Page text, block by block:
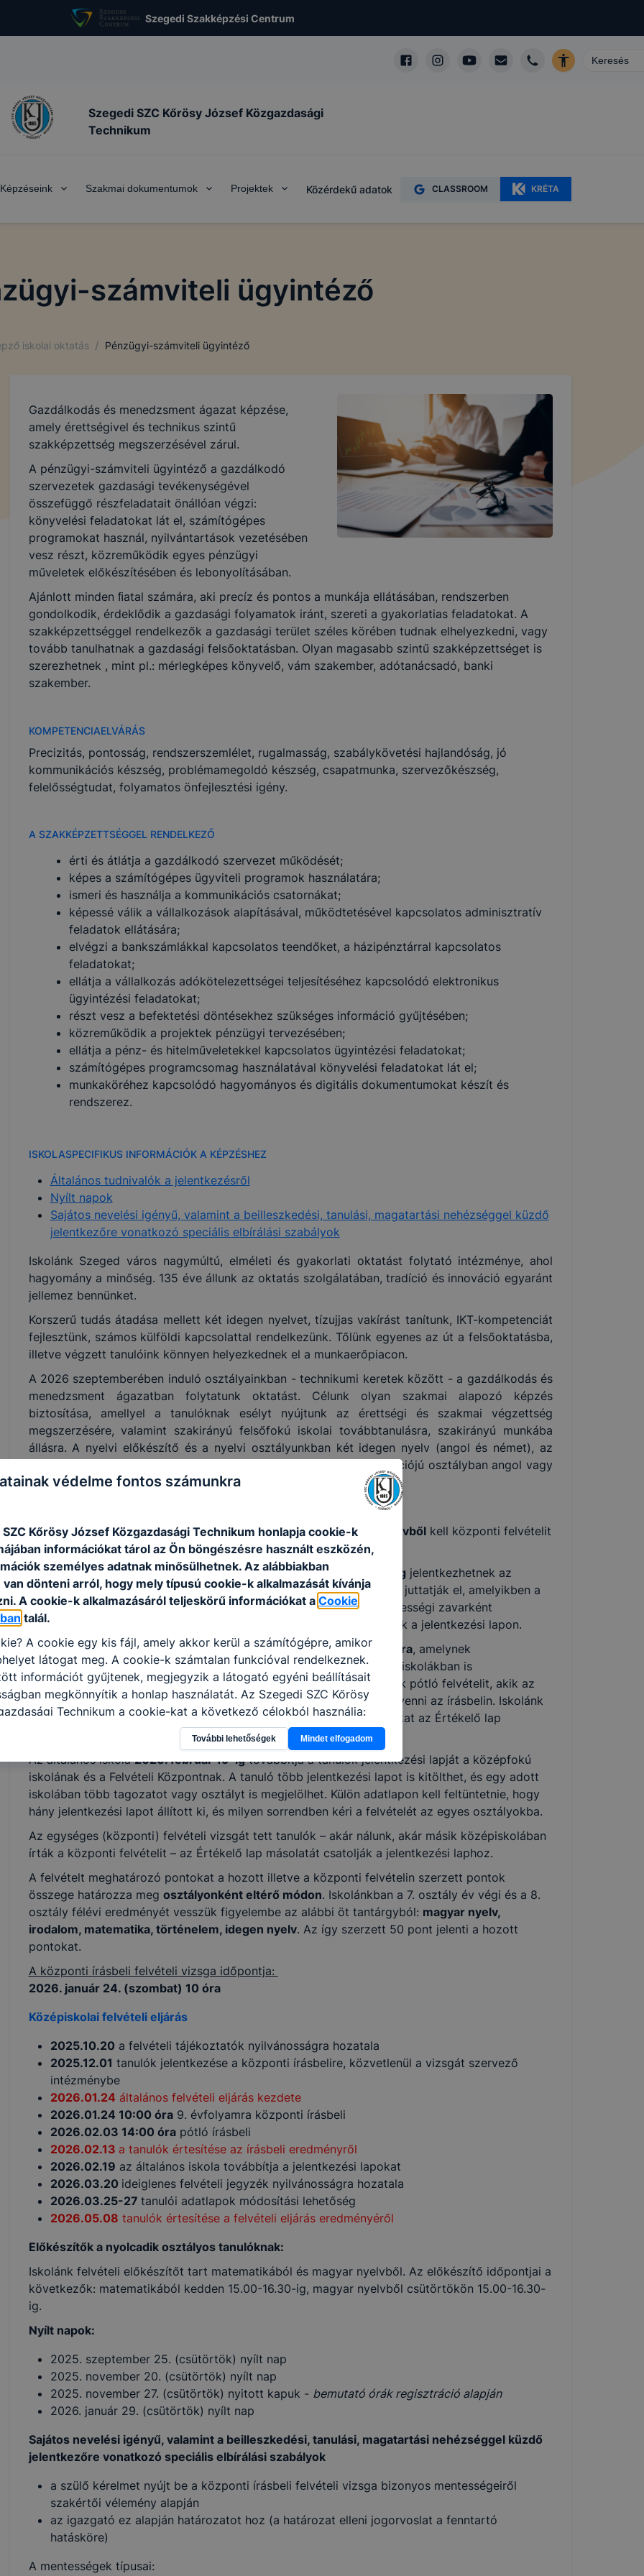
Szegedi Szakképzési Centrum
Szegedi SZC Kőrösy József Közgazdasági
Technikum
Képzéseink Szakmai dokumentumok Projektek Közérdekű adatok CLASSROOM KRÉTA
számviteli ügyintéző
iskolai oktatás / Pénzügyi-számviteli ügyintéző
Gazdálkodás és menedzsment ágazat képzése,
amely érettségivel és technikus szintű
szakképzettség megszerzésével zárul.
A pénzügyi-számviteli ügyintéző a gazdálkodó
szervezetek gazdasági tevékenységével
összefüggő részfeladatait önállóan végzi:
könyvelési feladatokat lát el, számítógépes
programokat használ, nyilvántartások vezetésében
vesz részt, közreműködik egyes pénzügyi
műveletek előkészítésében és lebonyolításában.
Ajánlott minden ﬁatal számára, aki precíz és pontos a munkája ellátásában, rendszerben
gondolkodik, érdeklődik a gazdasági folyamatok iránt, szereti a gyakorlatias feladatokat. A
szakképzettséggel rendelkezők a gazdasági terület széles körében tudnak elhelyezkedni, vagy
tovább tanulhatnak a gazdasági felsőoktatásban. Olyan magasabb szintű szakképzettséget is
szerezhetnek , mint pl.: mérlegképes könyvelő, vám szakember, adótanácsadó, banki
szakember.
KOMPETENCIAELVÁRÁS
Precizitás, pontosság, rendszerszemlélet, rugalmasság, szabálykövetési hajlandóság, jó
kommunikációs készség, problémamegoldó készség, csapatmunka, szervezőkészség,
felelősségtudat, folyamatos önfejlesztési igény.
A SZAKKÉPZETTSÉGGEL RENDELKEZŐ
érti és átlátja a gazdálkodó szervezet működését;
képes a számítógépes ügyviteli programok használatára;
ismeri és használja a kommunikációs csatornákat;
képessé válik a vállalkozások alapításával, működtetésével kapcsolatos adminisztratív
feladatok ellátására;
elvégzi a bankszámlákkal kapcsolatos teendőket, a házipénztárral kapcsolatos
feladatokat;
ellátja a vállalkozás adókötelezettségei teljesítéséhez kapcsolódó elektronikus
ügyintézési feladatokat;
részt vesz a befektetési döntésekhez szükséges információ gyűjtésében;
közreműködik a projektek pénzügyi tervezésében;
ellátja a pénz- és hitelműveletekkel kapcsolatos ügyintézési feladatokat;
számítógépes programcsomag használatával könyvelési feladatokat lát el;
munkaköréhez kapcsolódó hagyományos és digitális dokumentumokat készít és
rendszerez.
ISKOLASPECIFIKUS INFORMÁCIÓK A KÉPZÉSHEZ
Általános tudnivalók a jelentkezésről
Nyílt napok
Sajátos nevelési igényű, valamint a beilleszkedési, tanulási, magatartási nehézséggel küzdő
jelentkezőre vonatkozó speciális elbírálási szabályok
Iskolánk Szeged város nagymúltú, elméleti és gyakorlati oktatást folytató intézménye, ahol
hagyomány a minőség. 135 éve állunk az oktatás szolgálatában, tradíció és innováció egyaránt
jellemez bennünket.
Korszerű tudás átadása mellett két idegen nyelvet, tízujjas vakírást tanítunk, IKT-kompetenciát
fejlesztünk, számos külföldi kapcsolattal rendelkezünk. Tőlünk egyenes az út a felsőoktatásba,
illetve végzett tanulóink könnyen helyezkednek el a munkaerőpiacon.
A 2026 szeptemberében induló osztályainkban - technikumi keretek között - a gazdálkodás és
menedzsment ágazatban folytatunk oktatást. Célunk olyan szakmai alapozó képzés
biztosítása, amellyel a tanulóknak esélyt nyújtunk az érettségi és szakmai végzettség
megszerzésére, valamint szakirányú felsőfokú iskolai továbbtanulásra, szakirányú munkába
állásra. A nyelvi előkészítő és a nyelvi osztályunkban két idegen nyelv (angol és német), az
informatika orientációjú osztályban angol nyelv és az üzleti orientációjú osztályban angol vagy
német nyelv. Részletes tájékoztató a csatolmányban.
Az iskolánkba jelentkező tanulóknakmatematikábólésmagyar nyelvbőlkell központi felvételit
írniuk.
A tanulók a tanulói jelentkezési lap kitöltésével2025. december 1-ig jelentkezhetnek az
egységes (központi) írásbeli felvételi vizsgára. Ezt abba az iskolába juttatják el, amelyikben a
tanuló a központi írásbelit szeretné megírni. Ha a tanulónak részképességi zavarként
érzékszervi vagy írással kapcsolatos problémája van, kérjük, jelezzék a jelentkezési lapon.
A tanuló csak egy intézménybe jelentkezhetírásbeli felvételi vizsgára, amelynek
időpontja2026. január 24. (szombat) 10 óra. Elért eredménye más iskolákban is
beszámítható.2026. február 3-án 14 órakorazok a tanulók írhatnak pótló felvételit, akik az
első alkalommal - nekik fel nem róható ok miatt - nem tudtak részt venni az írásbelin. Iskolánk
a vizsga eredményéről2026. február 13-igtájékoztatja a vizsgázókat az Értékelő lap
Az általános iskola2026. február 19-igtovábbítja a tanulók jelentkezési lapját a középfokú
iskolának és a Felvételi Központnak. A tanuló több jelentkezési lapot is kitölthet, és egy adott
iskolában több tagozatot vagy osztályt is megjelölhet. Külön adatlapon kell feltüntetnie, hogy
hány jelentkezési lapot állított ki, és milyen sorrendben kéri a felvételét az egyes osztályokba.
Az egységes (központi) felvételi vizsgát tett tanulók – akár nálunk, akár másik középiskolában
írták a központi felvételit – az Értékelő lap másolatát csatolják a jelentkezési laphoz.
A felvételt meghatározó pontokat a hozott illetve a központi felvételin szerzett pontok
összege határozza meg osztályonként eltérő módon. Iskolánkban a 7. osztály év végi és a 8.
osztály félévi eredményét vesszük figyelembe az alábbi öt tantárgyból: magyar nyelv,
irodalom, matematika, történelem, idegen nyelv. Az így szerzett 50 pont jelenti a hozott
pontokat.
A központi írásbeli felvételi vizsga időpontja:
2026. január 24. (szombat) 10 óra
Középiskolai felvételi eljárás
2025.10.20 a felvételi tájékoztatók nyilvánosságra hozatala
2025.12.01 tanulók jelentkezése a központi írásbelire, közvetlenül a vizsgát szervező
intézménybe
2026.01.24 általános felvételi eljárás kezdete
2026.01.24 10:00 óra9. évfolyamra központi írásbeli
2026.02.03 14:00 órapótló írásbeli
2026.02.13 a tanulók értesítése az írásbeli eredményről
2026.02.19 az általános iskola továbbítja a jelentkezési lapokat
2026.03.20 ideiglenes felvételi jegyzék nyilvánosságra hozatala
2026.03.25-27 tanulói adatlapok módosítási lehetőség
2026.05.08 tanulók értesítése a felvételi eljárás eredményéről
Előkészítők a nyolcadik osztályos tanulóknak:
Iskolánk felvételi előkészítőt tart matematikából és magyar nyelvből. Az előkészítő időpontjai a
következők: matematikából kedden 15.00-16.30-ig, magyar nyelvből csütörtökön 15.00-16.30-
ig.
Nyílt napok:
2025. szeptember 25. (csütörtök) nyílt nap
2025. november 20. (csütörtök) nyílt nap
2025. november 27. (csütörtök) nyitott kapuk - bemutató órák regisztráció alapján
2026. január 29. (csütörtök) nyílt nap
Sajátos nevelési igényű, valamint a beilleszkedési, tanulási, magatartási nehézséggel küzdő
jelentkezőre vonatkozó speciális elbírálási szabályok
a szülő kérelmet nyújt be a központi írásbeli felvételi vizsga bizonyos mentességeiről
szakértői vélemény alapján
az igazgató ez alapján határozatot hoz (a határozat elleni jogorvoslat a fenntartó
hatásköre)
A mentességek típusai:
védelme fontos számunkra
Kőrösy József Közgazdasági Technikum honlapja cookie-k
információkat tárol az Ön böngészésre használt eszközén,
személyes adatnak minősülhetnek. Az alábbiakban
dönteni arról, hogy mely típusú cookie-k alkalmazását kívánja
A cookie-k alkalmazásáról teljeskörű információkat a Cookie
talál.
A cookie egy kis fájl, amely akkor kerül a számítógépre, amikor
látogat meg. A cookie-k számtalan funkcióval rendelkeznek.
információt gyűjtenek, megjegyzik a látogató egyéni beállításait
megkönnyítik a honlap használatát. Az Szegedi SZC Kőrösy
Technikum a cookie-kat a következő célokból használja:
azzal kapcsolatban, hogyan használja Ön a honlapot -annak
hogy a honlap melyik részeit látogatja, vagy használja leginkább,
hogyan biztosítsunk Önnek még jobb felhasználói élményt, ha
oldalunkat, honlap fejlesztése. Hogyan ellenőrizheti és hogyan
a cookie-kat? Minden modern böngésző engedélyezi a cookie-k
a változtatását. A legtöbb böngésző alapértelmezettként
elfogadja a cookie-kat, de ezek általában megváltoztathatók.
hogy mivel a cookie-k célja honlapunk használhatóságának és
vagy törlése által előfordulhat, hogy felhasználóink nem
honlapunk funkcióinak teljes körű használatára, vagy a honlap a
fog működni böngészőjében.
További lehetőségek Mindet elfogadom